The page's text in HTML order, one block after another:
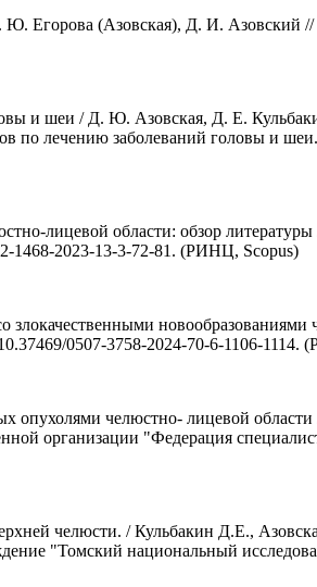
Егорова (Азовская), Д. И.
и шеи / Д. Ю. Азовская, Д. Е.
по лечению заболеваний головы и
лицевой области: обзор
1468-2023-13-3-72-81. (РИНЦ, Scopus)
злокачественными
0507-3758-2024-70-6-1106-1114.
опухолями челюстно- лицевой
организации "Федерация
челюсти. / Кульбакин Д.Е.,
"Томский национальный